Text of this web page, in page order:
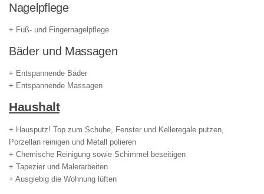
Nagelpflege
+ Fuß- und Fingernagelpflege
Bäder und Massagen
+ Entspannende Bäder
+ Entspannende Massagen
Haushalt
+ Hausputz! Top zum Schuhe, Fenster und Kelleregale putzen,
Porzellan reinigen und Metall polieren
+ Chemische Reinigung sowie Schimmel beseitigen
+ Tapezier und Malerarbeiten
+ Ausgiebig die Wohnung lüften